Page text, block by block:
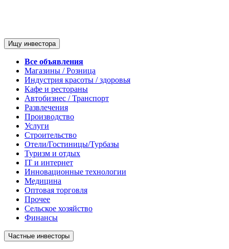
Ищу инвестора
Все объявления
Магазины / Розница
Индустрия красоты / здоровья
Кафе и рестораны
Автобизнес / Транспорт
Развлечения
Производство
Услуги
Строительство
Отели/Гостиницы/Турбазы
Туризм и отдых
IT и интернет
Инновационные технологии
Медицина
Оптовая торговля
Прочее
Сельское хозяйство
Финансы
Частные инвесторы